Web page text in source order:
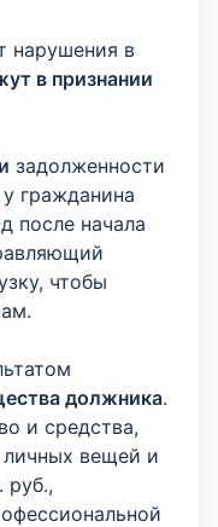
нарушения в
в признании
задолженности
гражданина
после начала
чтобы
должника.
и средства,
личных вещей и
руб.,